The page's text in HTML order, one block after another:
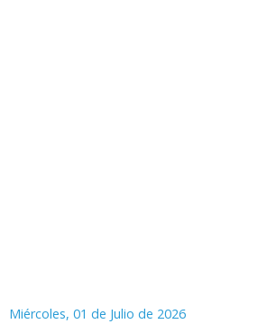
Miércoles, 01 de Julio de 2026